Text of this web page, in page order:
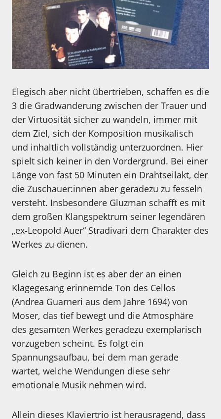
Elegisch aber nicht übertrieben, schaffen es die
3 die Gradwanderung zwischen der Trauer und
der Virtuosität sicher zu wandeln, immer mit
dem Ziel, sich der Komposition musikalisch
und inhaltlich vollständig unterzuordnen. Hier
spielt sich keiner in den Vordergrund. Bei einer
Länge von fast 50 Minuten ein Drahtseilakt, der
die Zuschauer:innen aber geradezu zu fesseln
versteht. Insbesondere Gluzman schafft es mit
dem großen Klangspektrum seiner legendären
„ex-Leopold Auer“ Stradivari dem Charakter des
Werkes zu dienen.
Gleich zu Beginn ist es aber der an einen
Klagegesang erinnernde Ton des Cellos
(Andrea Guarneri aus dem Jahre 1694) von
Moser, das tief bewegt und die Atmosphäre
des gesamten Werkes geradezu exemplarisch
vorzugeben scheint. Es folgt ein
Spannungsaufbau, bei dem man gerade
wartet, welche Wendungen diese sehr
emotionale Musik nehmen wird.
Allein dieses Klaviertrio ist herausragend, dass